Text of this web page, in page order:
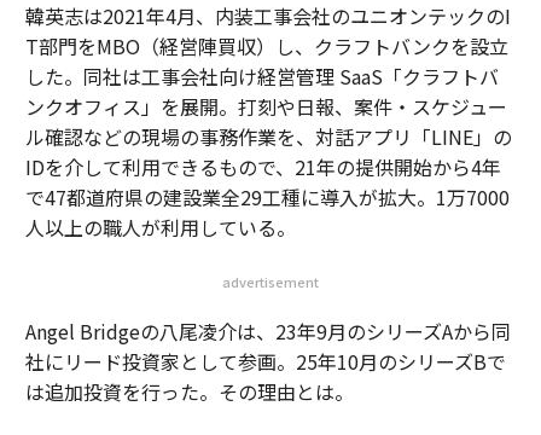
韓英志は2021年4月、内装工事会社のユニオンテックのI
T部門をMBO（経営陣買収）し、クラフトバンクを設立
した。同社は工事会社向け経営管理 SaaS「クラフトバ
ンクオフィス」を展開。打刻や日報、案件・スケジュー
ル確認などの現場の事務作業を、対話アプリ「LINE」の
IDを介して利用できるもので、21年の提供開始から4年
で47都道府県の建設業全29工種に導入が拡大。1万7000
人以上の職人が利用している。
advertisement
Angel Bridgeの八尾凌介は、23年9月のシリーズAから同
社にリード投資家として参画。25年10月のシリーズBで
は追加投資を行った。その理由とは。